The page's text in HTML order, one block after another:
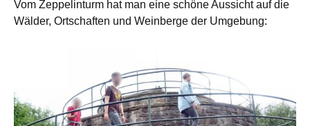
Vom Zeppelinturm hat man eine schöne Aussicht auf die
Wälder, Ortschaften und Weinberge der Umgebung: